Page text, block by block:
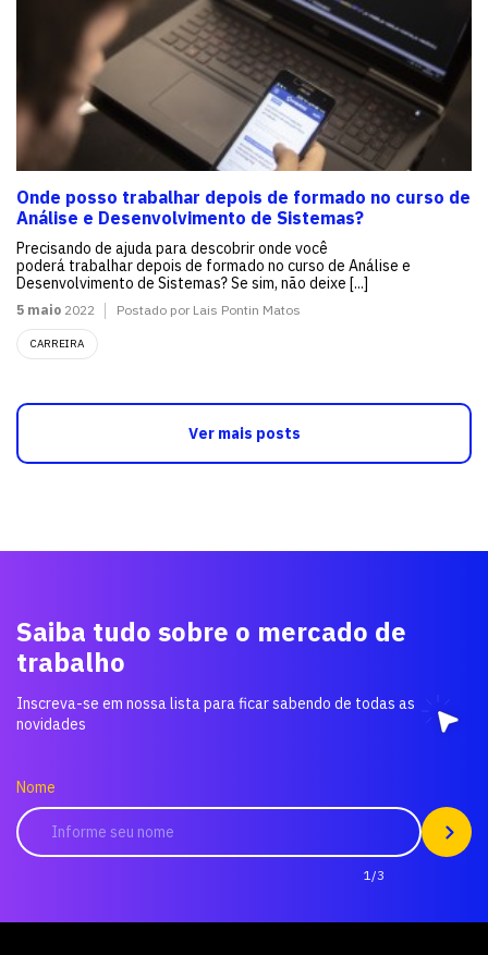
Onde posso trabalhar depois de formado no curso de
Análise e Desenvolvimento de Sistemas?
Precisando de ajuda para descobrir onde você
poderá trabalhar depois de formado no curso de Análise e
Desenvolvimento de Sistemas? Se sim, não deixe [...]
5 maio 2022 Postado por Lais Pontin Matos
CARREIRA
Ver mais posts
Saiba tudo sobre o mercado de
trabalho
Inscreva-se em nossa lista para ficar sabendo de todas as
novidades
Nome
1/3